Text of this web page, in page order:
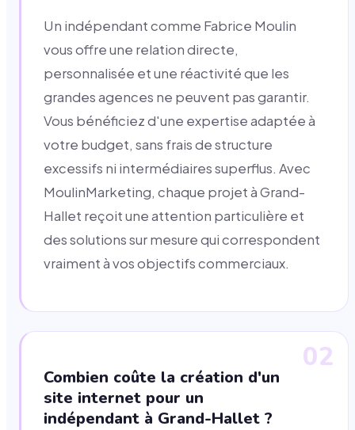
Un indépendant comme Fabrice Moulin
vous offre une relation directe,
personnalisée et une réactivité que les
grandes agences ne peuvent pas garantir.
Vous bénéficiez d'une expertise adaptée à
votre budget, sans frais de structure
excessifs ni intermédiaires superflus. Avec
MoulinMarketing, chaque projet à Grand-
Hallet reçoit une attention particulière et
des solutions sur mesure qui correspondent
vraiment à vos objectifs commerciaux.
02
Combien coûte la création d'un
site internet pour un
indépendant à Grand-Hallet ?